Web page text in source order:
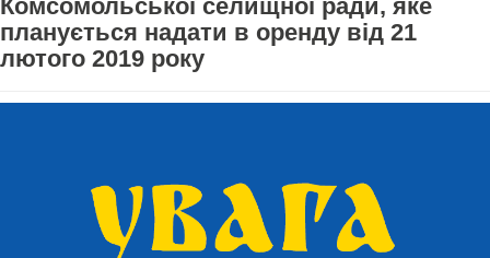
Комсомольської селищної ради, яке
планується надати в оренду від 21
лютого 2019 року